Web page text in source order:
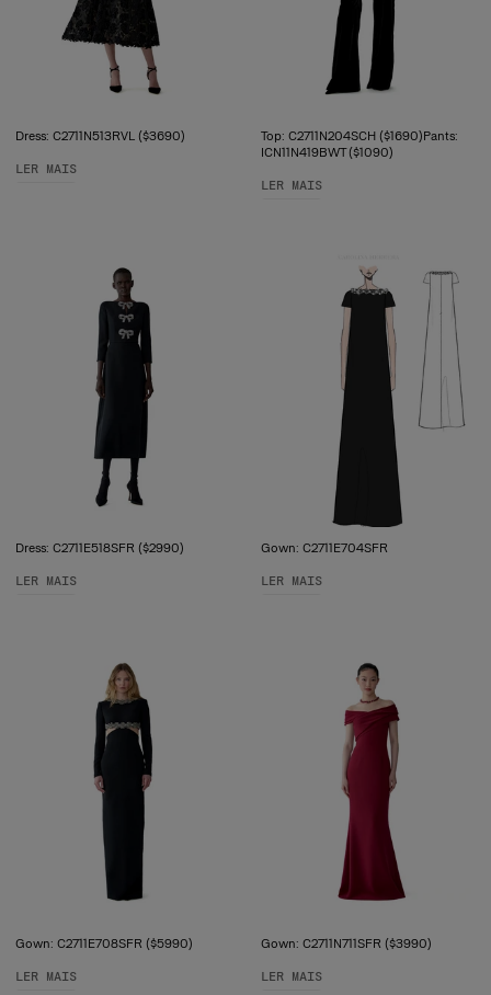
Dress: C2711N513RVL ($3690)
LER MAIS
Top: C2711N204SCH ($1690)Pants:
ICN11N419BWT ($1090)
LER MAIS
Dress: C2711E518SFR ($2990)
LER MAIS
Gown: C2711E704SFR
LER MAIS
Gown: C2711E708SFR ($5990)
LER MAIS
Gown: C2711N711SFR ($3990)
LER MAIS